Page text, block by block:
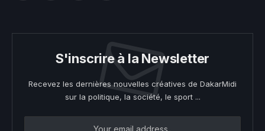
S'inscrire à la Newsletter
Recevez les dernières nouvelles créatives de DakarMidi
sur la politique, la société, le sport ...